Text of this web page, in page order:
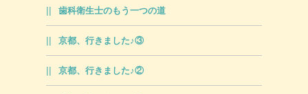
歯科衛生士のもう一つの道
京都、行きました♪③
京都、行きました♪②